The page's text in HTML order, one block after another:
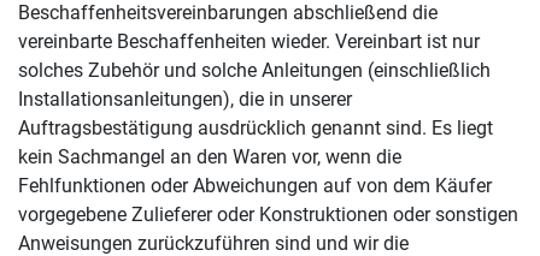
Beschaffenheitsvereinbarungen abschließend die
vereinbarte Beschaffenheiten wieder. Vereinbart ist nur
solches Zubehör und solche Anleitungen (einschließlich
Installationsanleitungen), die in unserer
Auftragsbestätigung ausdrücklich genannt sind. Es liegt
kein Sachmangel an den Waren vor, wenn die
Fehlfunktionen oder Abweichungen auf von dem Käufer
vorgegebene Zulieferer oder Konstruktionen oder sonstigen
Anweisungen zurückzuführen sind und wir die